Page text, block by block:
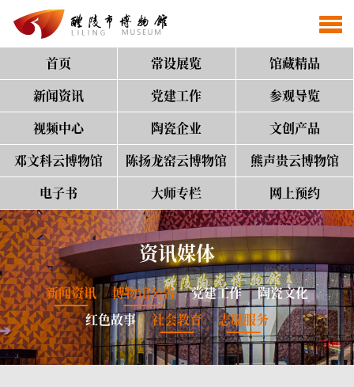
首页 常设展览
馆藏精品
新闻资讯
党建工作
参观导览
视频中心
陶瓷企业
文创产品
邓文科云博物馆
陈扬龙窑云博物馆
熊声贵云博物馆
电子书
大师专栏 网上预约
资讯媒体
新闻资讯 博物馆公告 党建工作
陶瓷文化
红色故事
社会教育 志愿服务